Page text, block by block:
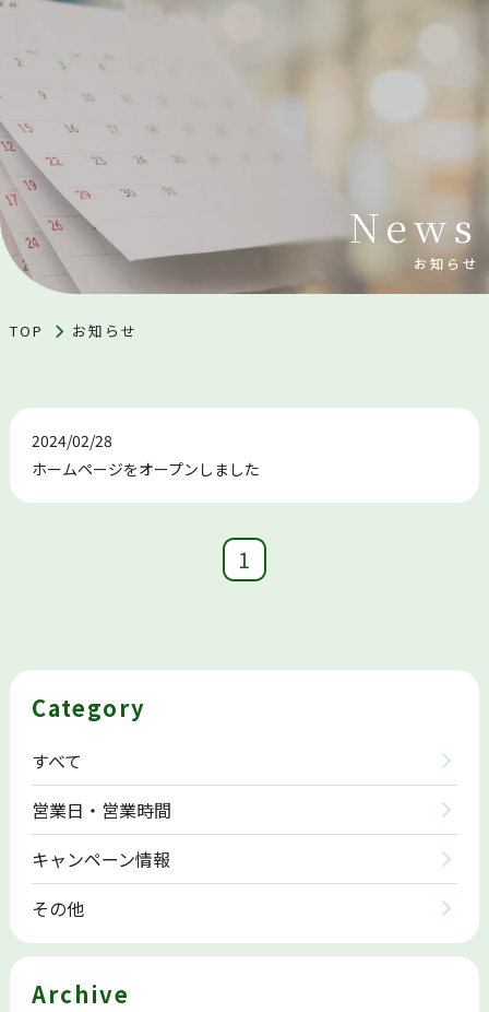
News
お知らせ
TOP お知らせ
2024/02/28
ホームページをオープンしました
1
Category
すべて
営業日・営業時間
キャンペーン情報
その他
Archive